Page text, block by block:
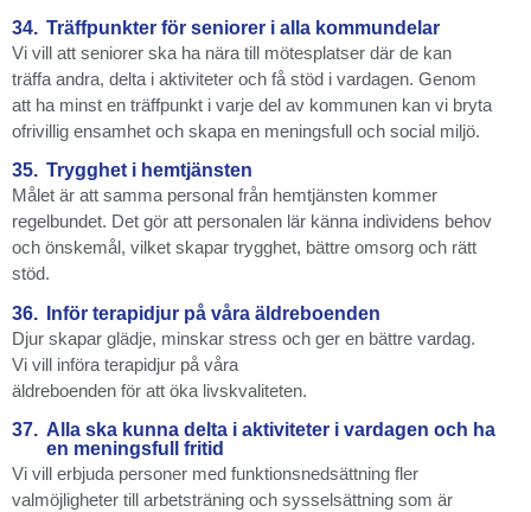
34. Träffpunkter för seniorer i alla kommundelar
Vi vill att seniorer ska ha nära till mötesplatser där de kan
träffa andra, delta i aktiviteter och få stöd i vardagen. Genom
att ha minst en träffpunkt i varje del av kommunen kan vi bryta
ofrivillig ensamhet och skapa en meningsfull och social miljö.
35. Trygghet i hemtjänsten
Målet är att samma personal från hemtjänsten kommer
regelbundet. Det gör att personalen lär känna individens behov
och önskemål, vilket skapar trygghet, bättre omsorg och rätt
stöd.
36.
Inför terapidjur på våra äldreboenden
Djur skapar glädje, minskar stress och ger en bättre vardag.
Vi vill införa terapidjur på våra
äldreboenden för att öka livskvaliteten.
37. Alla ska kunna delta i aktiviteter i vardagen och ha
en meningsfull fritid
Vi vill erbjuda personer med funktionsnedsättning fler
valmöjligheter till arbetsträning och sysselsättning som är